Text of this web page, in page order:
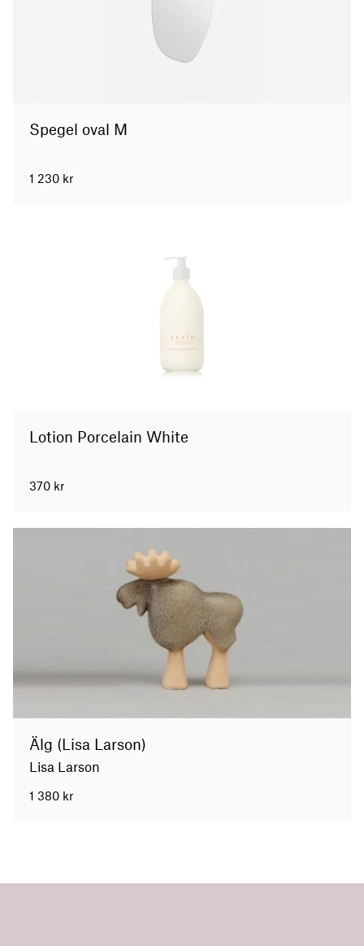
Spegel oval M
1 230 kr
Lotion Porcelain White
370 kr
Älg (Lisa Larson)
Lisa Larson
1 380 kr